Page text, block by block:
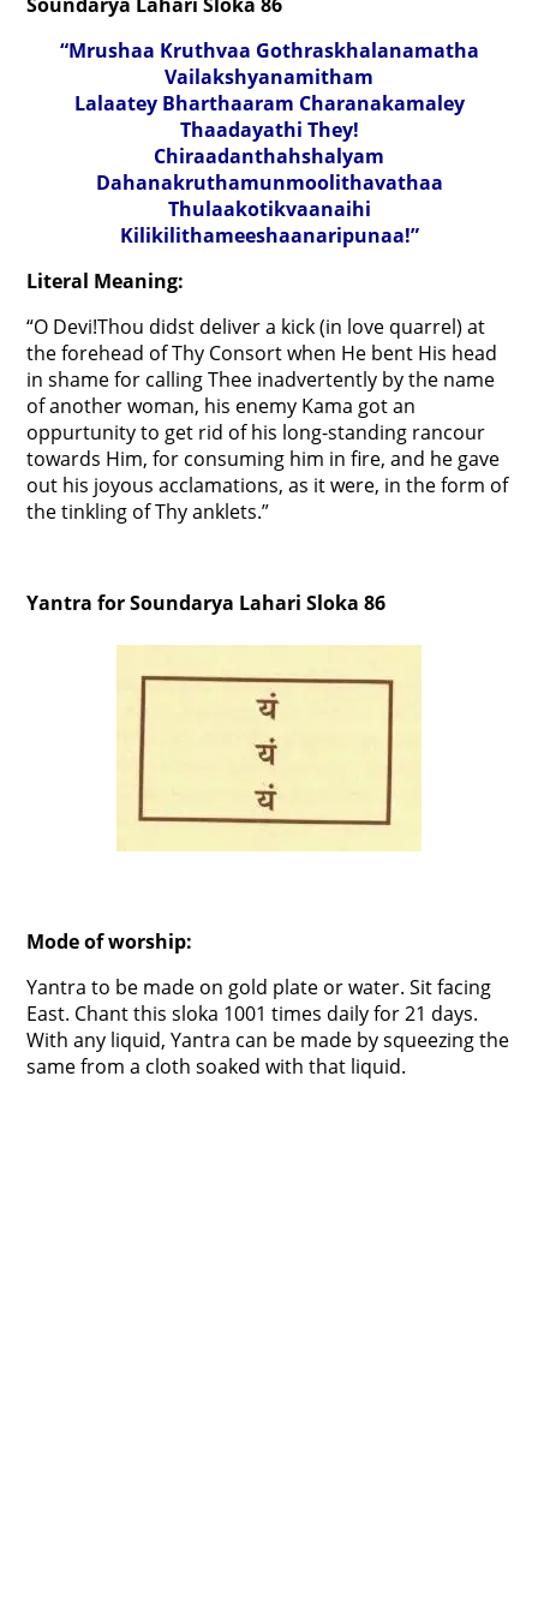
“Mrushaa Kruthvaa Gothraskhalanamatha
Vailakshyanamitham
Lalaatey Bharthaaram Charanakamaley
Thaadayathi They!
Chiraadanthahshalyam
Dahanakruthamunmoolithavathaa
Thulaakotikvaanaihi
Kilikilithameeshaanaripunaa!”
Literal Meaning:
“O Devi!Thou didst deliver a kick (in love quarrel) at
the forehead of Thy Consort when He bent His head
in shame for calling Thee inadvertently by the name
of another woman, his enemy Kama got an
oppurtunity to get rid of his long-standing rancour
towards Him, for consuming him in fire, and he gave
out his joyous acclamations, as it were, in the form of
the tinkling of Thy anklets.”
Yantra for Soundarya Lahari Sloka 86
Mode of worship:
Yantra to be made on gold plate or water. Sit facing
East. Chant this sloka 1001 times daily for 21 days.
With any liquid, Yantra can be made by squeezing the
same from a cloth soaked with that liquid.